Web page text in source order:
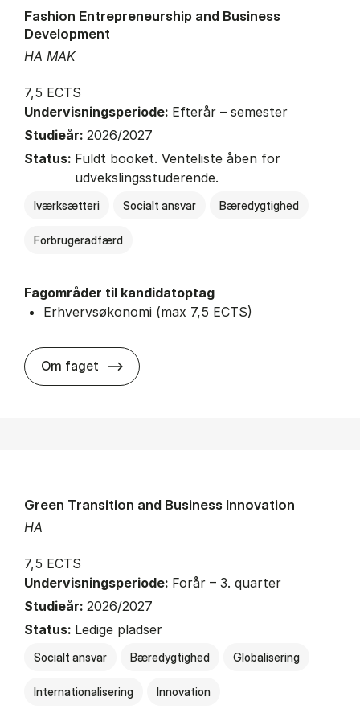
HA MAK
Fashion Entrepreneurship and Business
Development
7,5 ECTS
Undervisningsperiode: Efterår – semester
Studieår: 2026/2027
Status: Fuldt booket. Venteliste åben for
udvekslingsstuderende.
Iværksætteri Socialt ansvar Bæredygtighed
Forbrugeradfærd
Fagområder til kandidatoptag
Erhvervsøkonomi (max 7,5 ECTS)
Om faget about
HA
Green Transition and Business Innovation
7,5 ECTS
Undervisningsperiode: Forår – 3. quarter
Studieår: 2026/2027
Status: Ledige pladser
Socialt ansvar Bæredygtighed Globalisering
Internationalisering Innovation